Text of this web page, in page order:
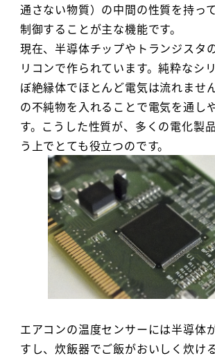
通さない物質）の中間の性質を持っ
制御することが主な機能です。
現在、半導体チップやトランジスタ
リコンで作られています。純粋なシ
ぼ絶縁体でほとんど電気は流れませ
の不純物を入れることで電気を通し
す。こうした性質が、多くの電化製
う上でとても役立つのです。
エアコンの温度センサーには半導体
すし、炊飯器でご飯がおいしく炊け